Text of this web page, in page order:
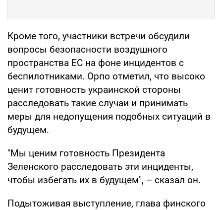
Кроме того, участники встречи обсудили
вопросы безопасности воздушного
пространства ЕС на фоне инцидентов с
беспилотниками. Орпо отметил, что высоко
ценит готовность украинской стороны
расследовать такие случаи и принимать
меры для недопущения подобных ситуаций в
будущем.
"Мы ценим готовность Президента
Зеленского расследовать эти инциденты,
чтобы избегать их в будущем", – сказал он.
Подытоживая выступление, глава финского